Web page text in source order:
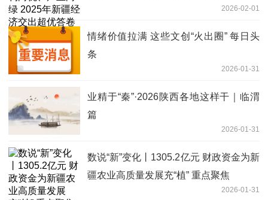
2026-02-01
情绪价值拉满 这些文创“火出圈” 每日头
条
2026-01-31
业精于“秦”·2026陕西各地这样干｜临渭
篇
2026-01-31
数说“新”变化丨1305.2亿元 财政资金为新
疆农业高质量发展充“植” 重点聚焦
2026-01-31